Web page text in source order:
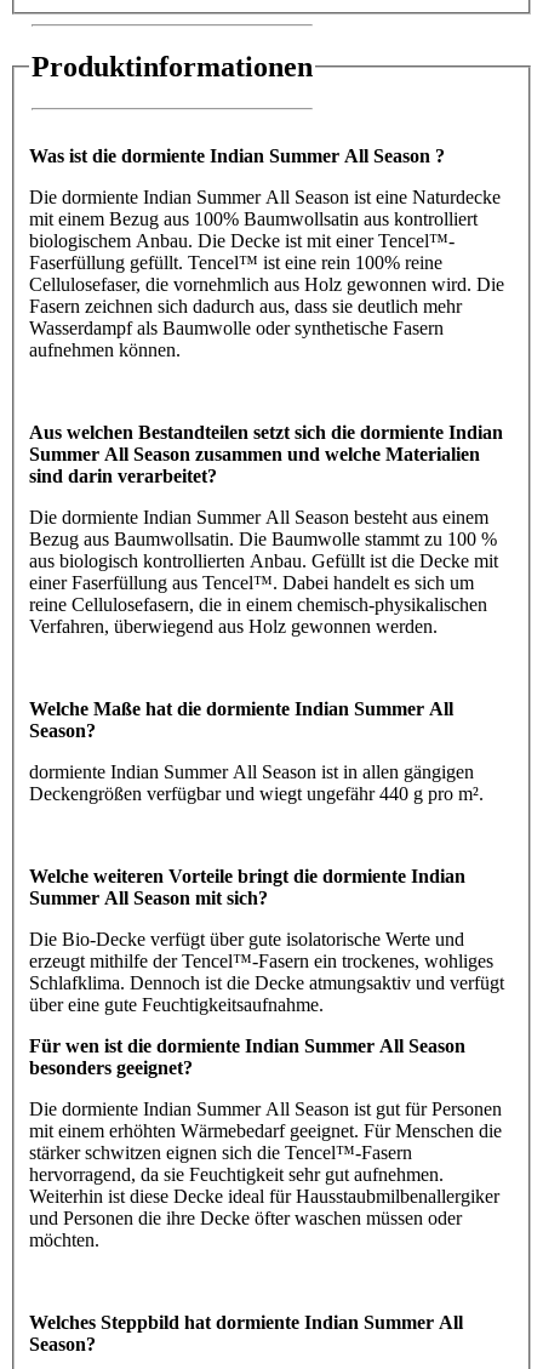
Produktinformationen
Was ist die dormiente Indian Summer All Season ?
Die dormiente Indian Summer All Season ist eine Naturdecke
mit einem Bezug aus 100% Baumwollsatin aus kontrolliert
biologischem Anbau. Die Decke ist mit einer Tencel™-
Faserfüllung gefüllt. Tencel™ ist eine rein 100% reine
Cellulosefaser, die vornehmlich aus Holz gewonnen wird. Die
Fasern zeichnen sich dadurch aus, dass sie deutlich mehr
Wasserdampf als Baumwolle oder synthetische Fasern
aufnehmen können.
Aus welchen Bestandteilen setzt sich die dormiente Indian
Summer All Season zusammen und welche Materialien
sind darin verarbeitet?
Die dormiente Indian Summer All Season besteht aus einem
Bezug aus Baumwollsatin. Die Baumwolle stammt zu 100 %
aus biologisch kontrollierten Anbau. Gefüllt ist die Decke mit
einer Faserfüllung aus Tencel™. Dabei handelt es sich um
reine Cellulosefasern, die in einem chemisch-physikalischen
Verfahren, überwiegend aus Holz gewonnen werden.
Welche Maße hat die dormiente Indian Summer All
Season?
dormiente Indian Summer All Season ist in allen gängigen
Deckengrößen verfügbar und wiegt ungefähr 440 g pro m².
Welche weiteren Vorteile bringt die dormiente Indian
Summer All Season mit sich?
Die Bio-Decke verfügt über gute isolatorische Werte und
erzeugt mithilfe der Tencel™-Fasern ein trockenes, wohliges
Schlafklima. Dennoch ist die Decke atmungsaktiv und verfügt
über eine gute Feuchtigkeitsaufnahme.
Für wen ist die dormiente Indian Summer All Season
besonders geeignet?
Die dormiente Indian Summer All Season ist gut für Personen
mit einem erhöhten Wärmebedarf geeignet. Für Menschen die
stärker schwitzen eignen sich die Tencel™-Fasern
hervorragend, da sie Feuchtigkeit sehr gut aufnehmen.
Weiterhin ist diese Decke ideal für Hausstaubmilbenallergiker
und Personen die ihre Decke öfter waschen müssen oder
möchten.
Welches Steppbild hat dormiente Indian Summer All
Season?